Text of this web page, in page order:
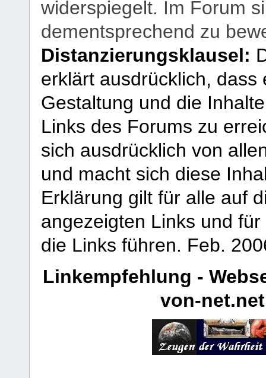
widerspiegelt. Im Forum
dementsprechend zu
Distanzierungsklausel:
erklärt ausdrücklich,
Gestaltung und die
Links des Forums zu
sich ausdrücklich von
und macht sich diese
Erklärung gilt für alle auf
angezeigten Links und
die Links führen. Feb.
Linkempfehlung -
von-net.net